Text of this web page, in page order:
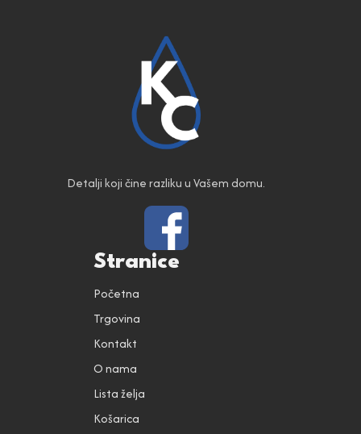
Detalji koji čine razliku u Vašem domu.
Stranice
Početna
Trgovina
Kontakt
O nama
Lista želja
Košarica